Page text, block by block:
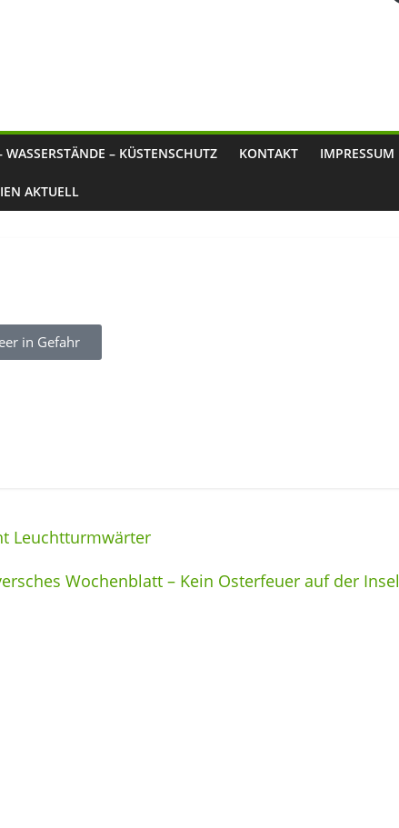
WASSERSTÄNDE – KÜSTENSCHUTZ KONTAKT IMPRESSUM
AKTUELL
in Gefahr
Leuchtturmwärter
Wochenblatt – Kein Osterfeuer auf der Insel